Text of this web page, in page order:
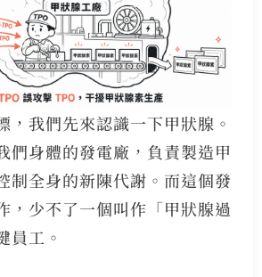
，我們先來認識一下甲狀腺。
們身體的發電廠，負責製造甲
制全身的新陳代謝。而這個發
，少不了一個叫作「甲狀腺過
員工。